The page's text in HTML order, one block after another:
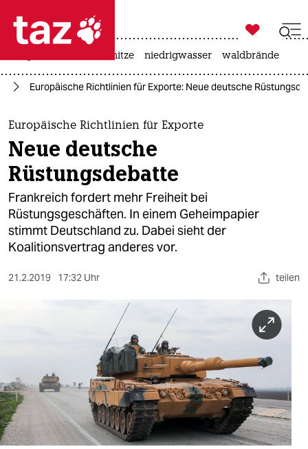
 taz zahl ich
taz zahl ich
themen
politik
öko
gesellschaft
kultur
sport
wahrheit
verlag
verlag

taz zahl ich
hitze niedrigwasser waldbrände
Europäische Richtlinien für Exporte: Neue deutsche
Europäische Richtlinien für Exporte
Neue deutsche
Rüstungsdebatte
Frankreich fordert mehr Freiheit bei
Rüstungsgeschäften. In einem Ge­heim­papier
stimmt Deutschland zu. Dabei sieht der
Koalitionsvertrag anderes vor.
21.2.2019 17:32 Uhr teilen